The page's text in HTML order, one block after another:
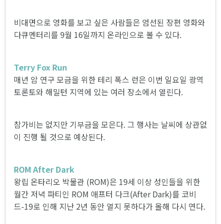
비대면으로 영화를 보고 싶은 사람들은 엄선된 장편 영화와
다큐멘터리를 9월 16일까지 온라인으로 볼 수 있다.
Terry Fox Run
매년 암 연구 모금을 위한 테리 폭스 런은 이번 일요일 광역
토론토와 해밀턴 지역에 있는 여러 장소에서 열린다.
참가비는 없지만 기부금을 모은다. 그 행사는 날씨에 상관없
이 진행 될 것으로 예상된다.
ROM After Dark
왕립 온타리오 박물관 (ROM)은 19세 이상 성인들을 위한
월간 저녁 파티인 ROM 애프터 다크(After Dark)를 코비
드-19로 인해 지난 2년 동안 열지 못하다가 올해 다시 연다.